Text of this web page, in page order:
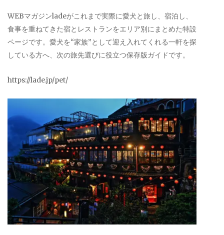
WEBマガジンladeがこれまで実際に愛犬と旅し、宿泊し、
食事を重ねてきた宿とレストランをエリア別にまとめた特設
ページです。愛犬を“家族”として迎え入れてくれる一軒を探
している方へ、次の旅先選びに役立つ保存版ガイドです。
https://lade.jp/pet/